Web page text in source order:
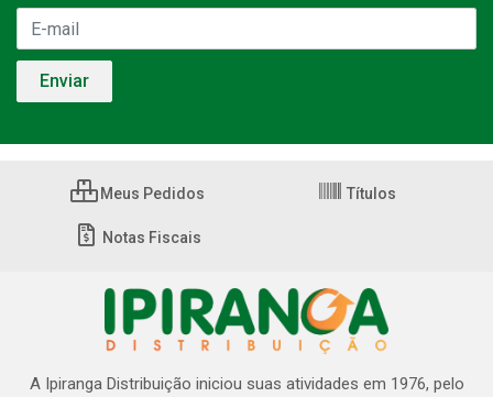
Meus Pedidos Títulos
Notas Fiscais
A Ipiranga Distribuição iniciou suas atividades em 1976, pelo